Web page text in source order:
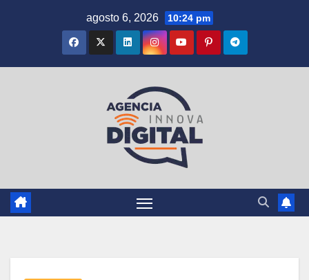
agosto 6, 2026 10:24 pm